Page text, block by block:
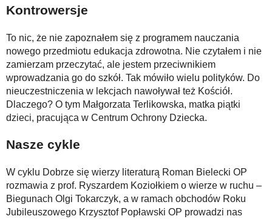
Kontrowersje
To nic, że nie zapoznałem się z programem nauczania
nowego przedmiotu edukacja zdrowotna. Nie czytałem i nie
zamierzam przeczytać, ale jestem przeciwnikiem
wprowadzania go do szkół. Tak mówiło wielu polityków. Do
nieuczestniczenia w lekcjach nawoływał też Kościół.
Dlaczego? O tym Małgorzata Terlikowska, matka piątki
dzieci, pracująca w Centrum Ochrony Dziecka.
Nasze cykle
W cyklu Dobrze się wierzy literaturą Roman Bielecki OP
rozmawia z prof. Ryszardem Koziołkiem o wierze w ruchu –
Biegunach Olgi Tokarczyk, a w ramach obchodów Roku
Jubileuszowego Krzysztof Popławski OP prowadzi nas